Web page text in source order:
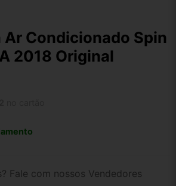
Ar Condicionado Spin
2018 Original
Fale com nossos Vendedores